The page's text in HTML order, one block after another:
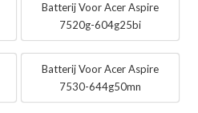
Batterij Voor Acer Aspire
7520g-604g25bi
Batterij Voor Acer Aspire
7530-644g50mn